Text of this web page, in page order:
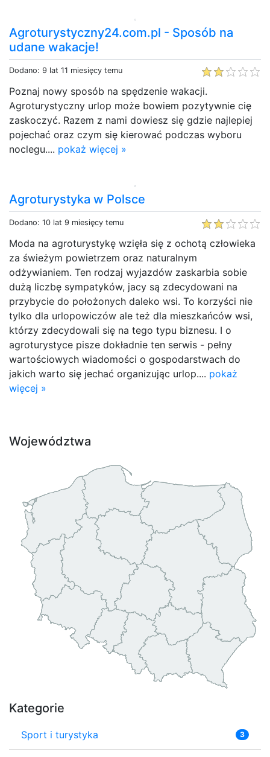
Agroturystyczny24.com.pl - Sposób na
udane wakacje!
Dodano: 9 lat 11 miesięcy temu
Poznaj nowy sposób na spędzenie wakacji.
Agroturystyczny urlop może bowiem pozytywnie cię
zaskoczyć. Razem z nami dowiesz się gdzie najlepiej
pojechać oraz czym się kierować podczas wyboru
noclegu.... pokaż więcej »
Agroturystyka w Polsce
Dodano: 10 lat 9 miesięcy temu
Moda na agroturystykę wzięła się z ochotą człowieka
za świeżym powietrzem oraz naturalnym
odżywianiem. Ten rodzaj wyjazdów zaskarbia sobie
dużą liczbę sympatyków, jacy są zdecydowani na
przybycie do położonych daleko wsi. To korzyści nie
tylko dla urlopowiczów ale też dla mieszkańców wsi,
którzy zdecydowali się na tego typu biznesu. I o
agroturystyce pisze dokładnie ten serwis - pełny
wartościowych wiadomości o gospodarstwach do
jakich warto się jechać organizując urlop.... pokaż
więcej »
Województwa
Kategorie
Sport i turystyka 3